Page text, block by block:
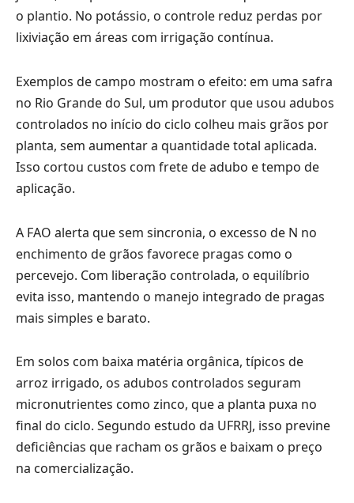
o plantio. No potássio, o controle reduz perdas por
lixiviação em áreas com irrigação contínua.
Exemplos de campo mostram o efeito: em uma safra
no Rio Grande do Sul, um produtor que usou adubos
controlados no início do ciclo colheu mais grãos por
planta, sem aumentar a quantidade total aplicada.
Isso cortou custos com frete de adubo e tempo de
aplicação.
A FAO alerta que sem sincronia, o excesso de N no
enchimento de grãos favorece pragas como o
percevejo. Com liberação controlada, o equilíbrio
evita isso, mantendo o manejo integrado de pragas
mais simples e barato.
Em solos com baixa matéria orgânica, típicos de
arroz irrigado, os adubos controlados seguram
micronutrientes como zinco, que a planta puxa no
final do ciclo. Segundo estudo da UFRRJ, isso previne
deficiências que racham os grãos e baixam o preço
na comercialização.